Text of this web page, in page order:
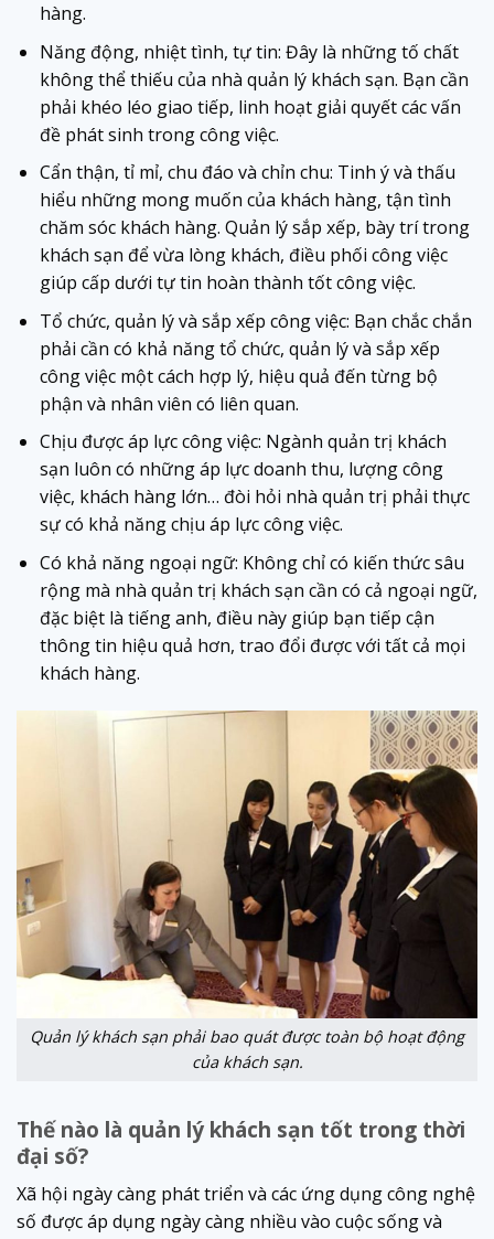
hàng.
Năng động, nhiệt tình, tự tin: Đây là những tố chất
không thể thiếu của nhà quản lý khách sạn. Bạn cần
phải khéo léo giao tiếp, linh hoạt giải quyết các vấn
đề phát sinh trong công việc.
Cẩn thận, tỉ mỉ, chu đáo và chỉn chu: Tinh ý và thấu
hiểu những mong muốn của khách hàng, tận tình
chăm sóc khách hàng. Quản lý sắp xếp, bày trí trong
khách sạn để vừa lòng khách, điều phối công việc
giúp cấp dưới tự tin hoàn thành tốt công việc.
Tổ chức, quản lý và sắp xếp công việc: Bạn chắc chắn
phải cần có khả năng tổ chức, quản lý và sắp xếp
công việc một cách hợp lý, hiệu quả đến từng bộ
phận và nhân viên có liên quan.
Chịu được áp lực công việc: Ngành quản trị khách
sạn luôn có những áp lực doanh thu, lượng công
việc, khách hàng lớn… đòi hỏi nhà quản trị phải thực
sự có khả năng chịu áp lực công việc.
Có khả năng ngoại ngữ: Không chỉ có kiến thức sâu
rộng mà nhà quản trị khách sạn cần có cả ngoại ngữ,
đặc biệt là tiếng anh, điều này giúp bạn tiếp cận
thông tin hiệu quả hơn, trao đổi được với tất cả mọi
khách hàng.
Quản lý khách sạn phải bao quát được toàn bộ hoạt động
của khách sạn.
Thế nào là quản lý khách sạn tốt trong thời
đại số?
Xã hội ngày càng phát triển và các ứng dụng công nghệ
số được áp dụng ngày càng nhiều vào cuộc sống và